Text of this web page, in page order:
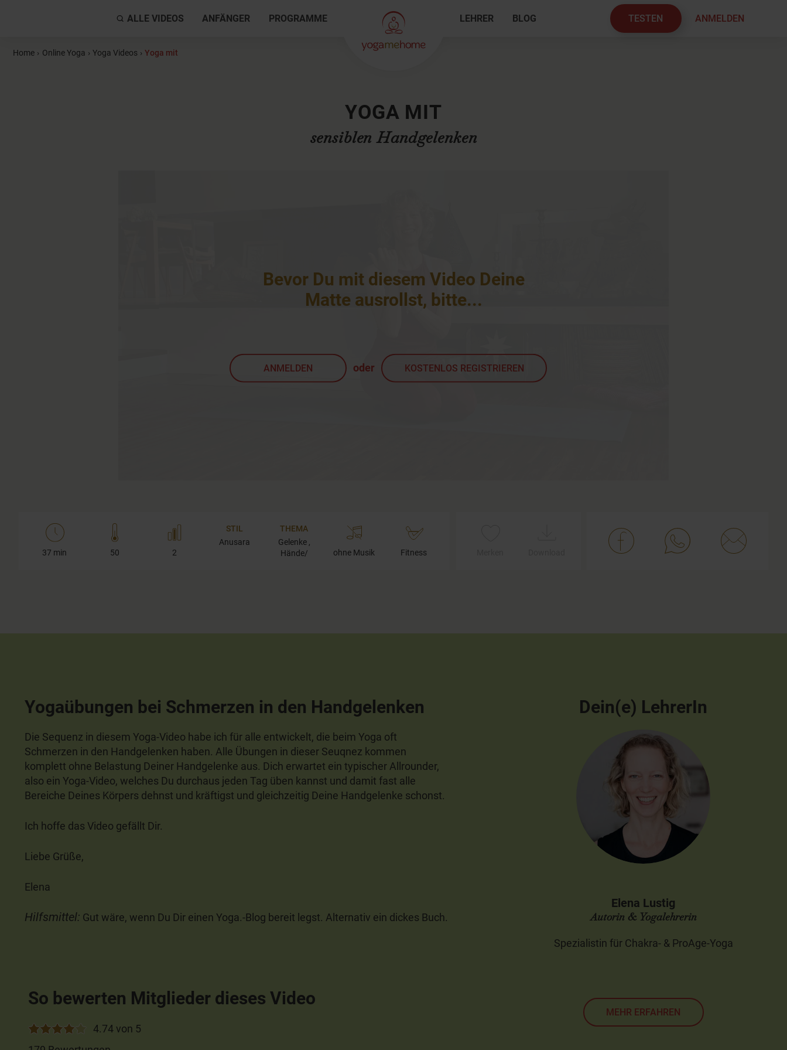
ALLE VIDEOS ANFÄNGER PROGRAMME LEHRER BLOG TESTEN ANMELDEN
Home › Online Yoga › Yoga Videos › Yoga mit
YOGA MIT
sensiblen Handgelenken
Bevor Du mit diesem Video Deine
Matte ausrollst, bitte...
ANMELDEN oder KOSTENLOS REGISTRIEREN
37 min 50 2
STIL
Anusara
THEMA
Gelenke ,
Hände/
ohne Musik Fitness
Yogaübungen bei Schmerzen in den Handgelenken
Die Sequenz in diesem Yoga-Video habe ich für alle entwickelt, die beim Yoga oft
Schmerzen in den Handgelenken haben. Alle Übungen in dieser Seuqnez kommen
komplett ohne Belastung Deiner Handgelenke aus. Dich erwartet ein typischer Allrounder,
also ein Yoga-Video, welches Du durchaus jeden Tag üben kannst und damit fast alle
Bereiche Deines Körpers dehnst und kräftigst und gleichzeitig Deine Handgelenke schonst.
Ich hoffe das Video gefällt Dir.
Liebe Grüße,
Elena
Hilfsmittel: Gut wäre, wenn Du Dir einen Yoga.-Blog bereit legst. Alternativ ein dickes Buch.
So bewerten Mitglieder dieses Video
4.74 von 5
Dein(e) LehrerIn
Elena Lustig
Autorin & Yogalehrerin
Spezialistin für Chakra- & ProAge-Yoga
MEHR ERFAHREN